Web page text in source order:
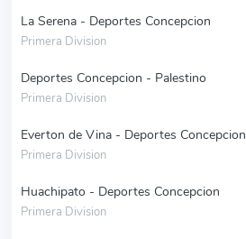
La Serena - Deportes Concepcion
Primera Division
Deportes Concepcion - Palestino
Primera Division
Everton de Vina - Deportes Concepcion
Primera Division
Huachipato - Deportes Concepcion
Primera Division